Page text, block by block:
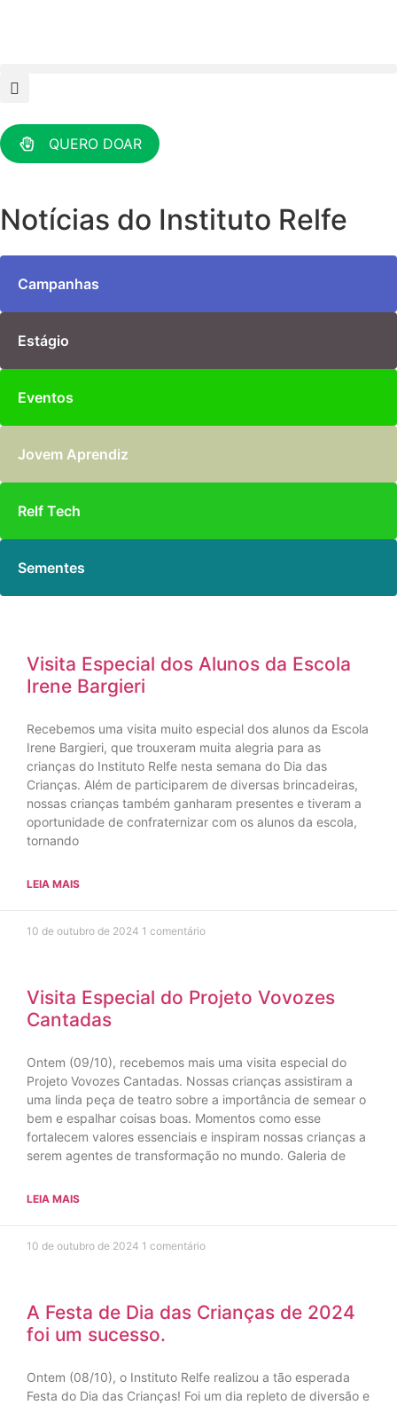
QUERO DOAR
Notícias do Instituto Relfe
Campanhas
Estágio
Eventos
Jovem Aprendiz
Relf Tech
Sementes
Visita Especial dos Alunos da Escola
Irene Bargieri
Recebemos uma visita muito especial dos alunos da Escola
Irene Bargieri, que trouxeram muita alegria para as
crianças do Instituto Relfe nesta semana do Dia das
Crianças. Além de participarem de diversas brincadeiras,
nossas crianças também ganharam presentes e tiveram a
oportunidade de confraternizar com os alunos da escola,
tornando
LEIA MAIS
10 de outubro de 2024 1 comentário
Visita Especial do Projeto Vovozes
Cantadas
Ontem (09/10), recebemos mais uma visita especial do
Projeto Vovozes Cantadas. Nossas crianças assistiram a
uma linda peça de teatro sobre a importância de semear o
bem e espalhar coisas boas. Momentos como esse
fortalecem valores essenciais e inspiram nossas crianças a
serem agentes de transformação no mundo. Galeria de
LEIA MAIS
10 de outubro de 2024 1 comentário
A Festa de Dia das Crianças de 2024
foi um sucesso.
Ontem (08/10), o Instituto Relfe realizou a tão esperada
Festa do Dia das Crianças! Foi um dia repleto de diversão e